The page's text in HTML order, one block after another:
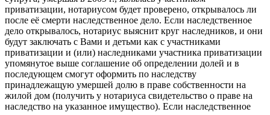
приватизации, нотариусом будет проверено, открывалось ли
после её смерти наследственное дело. Если наследственное
дело открывалось, нотариус выяснит круг наследников, и они
будут заключать с Вами и детьми как с участниками
приватизации и (или) наследниками участника приватизации
упомянутое выше соглашение об определении долей и в
последующем смогут оформить по наследству
принадлежащую умершей долю в праве собственности на
жилой дом (получить у нотариуса свидетельство о праве на
наследство на указанное имущество). Если наследственное